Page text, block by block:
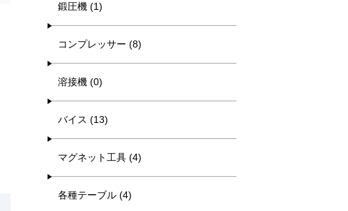
鍛圧機 (1)
コンプレッサー (8)
溶接機 (0)
バイス (13)
マグネット工具 (4)
各種テーブル (4)